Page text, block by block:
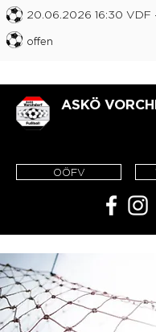
ASKÖ
OÖFV
20.06.2026 16:30 VDF
offen